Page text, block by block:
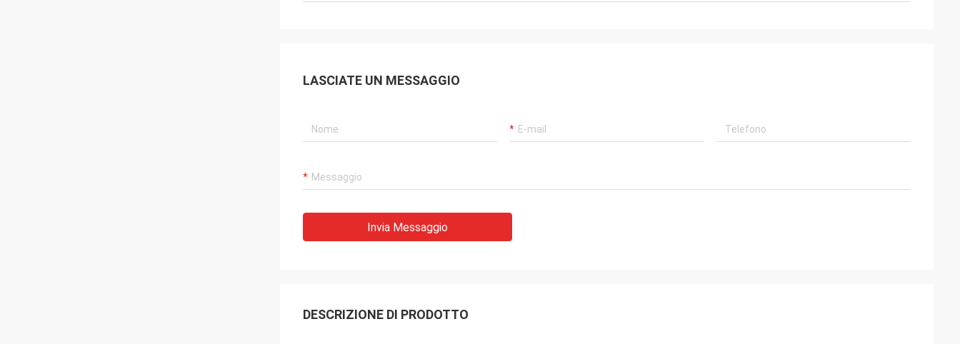
LASCIATE UN MESSAGGIO
Invia Messaggio
DESCRIZIONE DI PRODOTTO